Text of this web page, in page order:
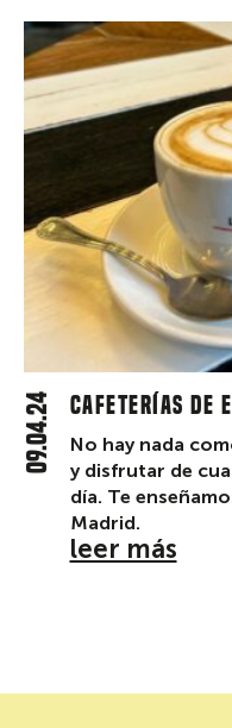
Cafeterías de
09.04.24
No hay nada
y disfrutar de
día. Te
Madrid.
leer más